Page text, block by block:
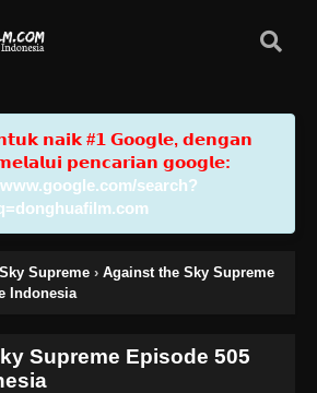
𝗻𝗮𝗶𝗸 #𝟭 𝗚𝗼𝗼𝗴𝗹𝗲, 𝗱𝗲𝗻𝗴𝗮𝗻
𝗽𝗲𝗻𝗰𝗮𝗿𝗶𝗮𝗻 𝗴𝗼𝗼𝗴𝗹𝗲:
search?
Supreme › Against the Sky Supreme
Indonesia
Supreme Episode 505